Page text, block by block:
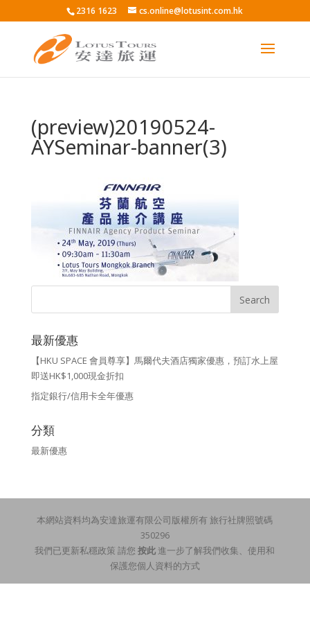
2316 1623 cs.online@lotusint.com.hk
(preview)20190524-
AYSeminar-banner(3)
最新優惠
【HKU SPACE 會員尊享】馬爾代夫酒店獨家優惠，預訂水上屋
即送HK$1,000現金折扣
指定銀行/信用卡全年優惠
分類
最新優惠
本網站資料均為安達旅運有限公司版權所有 旅行社牌照號碼
350296
我們已更新私穩政策 請您按此 進一步了解我們收集、使用和
保護您個人資料的方式